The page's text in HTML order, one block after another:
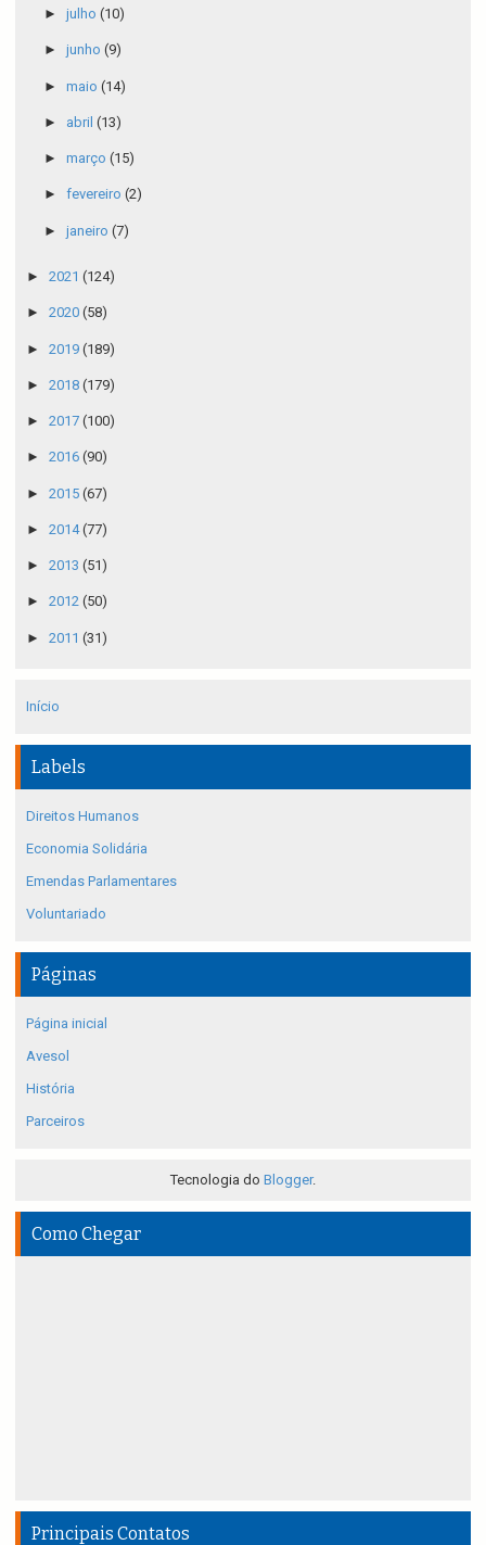
► julho (10)
► junho (9)
► maio (14)
► abril (13)
► março (15)
► fevereiro (2)
► janeiro (7)
► 2021 (124)
► 2020 (58)
► 2019 (189)
► 2018 (179)
► 2017 (100)
► 2016 (90)
► 2015 (67)
► 2014(77)
► 2013 (51)
► 2012 (50)
► 2011 (31)
Início
Labels
Direitos Humanos
Economia Solidária
Emendas Parlamentares
Voluntariado
Páginas
Página inicial
Avesol
História
Parceiros
Tecnologia do Blogger.
Como Chegar
Principais Contatos